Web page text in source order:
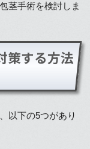
茎手術を検討しま
策する方法
以下の5つがあり